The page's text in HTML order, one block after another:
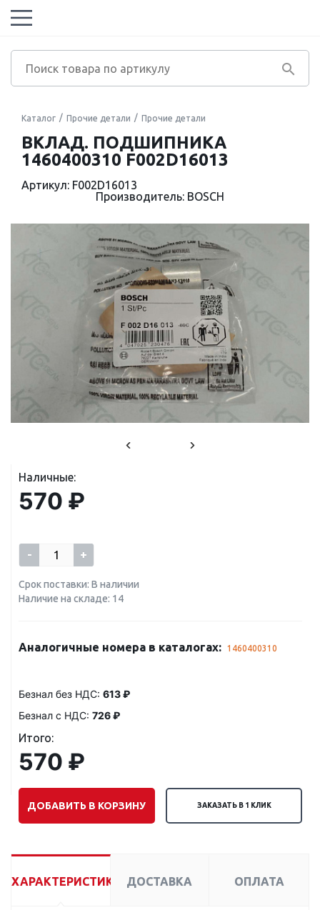
Каталог Прочие детали Прочие детали
ВКЛАД. ПОДШИПНИКА
1460400310 F002D16013
Артикул: F002D16013
Производитель: BOSCH
Наличные:
570 ₽
- +
Срок поставки: В наличии
Наличие на складе: 14
Аналогичные номера в каталогах: 1460400310
Безнал без НДС: 613 ₽
Безнал с НДС: 726 ₽
Итого:
570 ₽
ДОБАВИТЬ В КОРЗИНУ ЗАКАЗАТЬ В 1 КЛИК
ХАРАКТЕРИСТИКИ ДОСТАВКА ОПЛАТА